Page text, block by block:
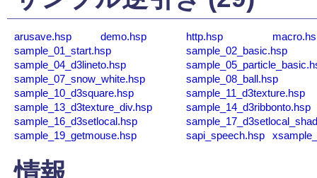
arusave.hsp demo.hsp http.hsp
sample_01_start.hsp
sample_02_basic.hsp
sample_04_d3lineto.hsp
sample_07_snow_white.hsp
sample_08_ball.hsp
sample_10_d3square.hsp
sample_11_d3texture.hsp
sample_13_d3texture_div.hsp
sample_14_d3ribbonto.hsp
sample_16_d3setlocal.hsp
sample_19_getmouse.hsp
sapi_speech.hsp